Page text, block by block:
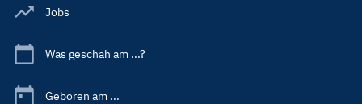
Jobs
Was geschah am ...?
Geboren am ...